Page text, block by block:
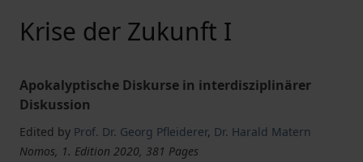
Krise der Zukunft I
Apokalyptische Diskurse in interdisziplinärer
Diskussion
Edited by Prof. Dr. Georg Pfleiderer, Dr. Harald Matern
Nomos, 1. Edition 2020, 381 Pages